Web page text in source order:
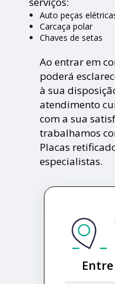
Auto peças
Carcaça polar
Chaves de setas
Ao entrar em
poderá
à sua
atendimento
com a sua
trabalhamos
Placas
especialistas.